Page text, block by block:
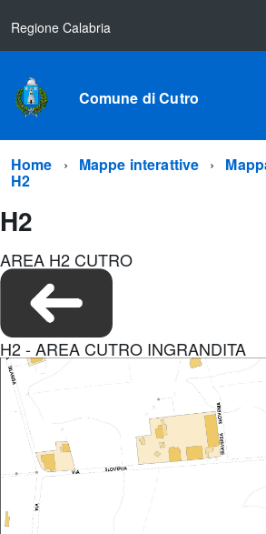
Regione Calabria
Comune di Cutro
Home Mappe interattive
H2
H2
AREA H2 CUTRO
H2 - AREA CUTRO INGRANDITA